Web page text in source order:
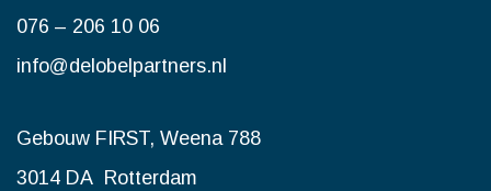
076 – 206 10 06
info@delobelpartners.nl
Gebouw FIRST, Weena 788
3014 DA Rotterdam